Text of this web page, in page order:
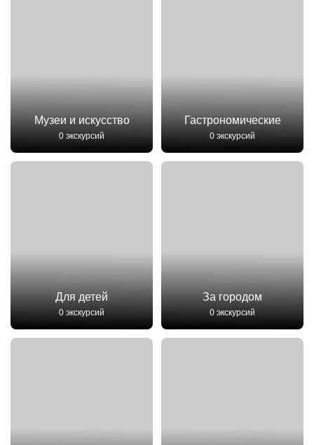
Музеи и искусство
0 экскурсий
Гастрономические
0 экскурсий
Для детей
0 экскурсий
За городом
0 экскурсий